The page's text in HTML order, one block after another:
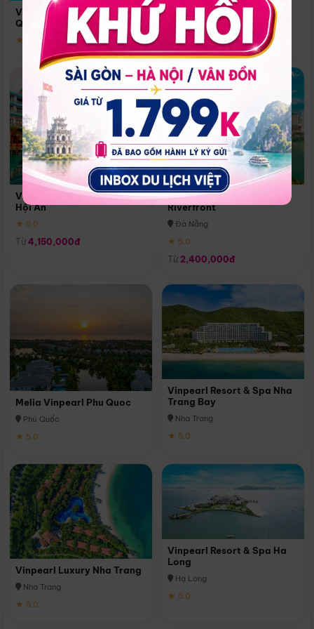
Vinpearl Resort & Spa Phu
Quoc
★ 5.0
Quoc
Phú Quốc
★ 5.0
Vinpearl Resort & Golf Nam
Hội An
★ 5.0
Từ 4,150,000đ
Melia Vinpearl Danang
Riverfront
Đà Nẵng
★ 5.0
Từ 2,400,000đ
Melia Vinpearl Phu Quoc
Phú Quốc
★ 5.0
Vinpearl Resort & Spa Nha
Trang Bay
Nha Trang
★ 5.0
Vinpearl Luxury Nha Trang
Nha Trang
★ 5.0
Vinpearl Resort & Spa Ha
Long
Hạ Long
★ 5.0